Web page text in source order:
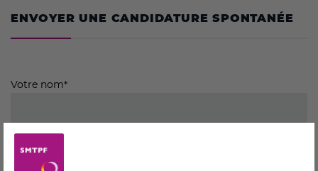
ENVOYER UNE CANDIDATURE SPONTANÉE
Votre nom*
Votre adresse de messagerie*